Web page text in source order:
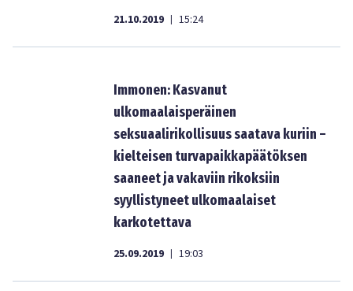
21.10.2019 | 15:24
Immonen: Kasvanut
ulkomaalaisperäinen
seksuaalirikollisuus saatava kuriin –
kielteisen turvapaikkapäätöksen
saaneet ja vakaviin rikoksiin
syyllistyneet ulkomaalaiset
karkotettava
25.09.2019 | 19:03